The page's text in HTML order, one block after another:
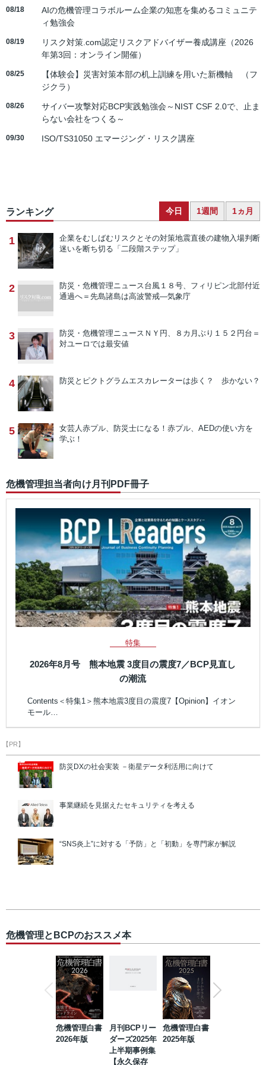
08/18
AIの危機管理コラボルーム企業の知恵を集めるコミュニテ
ィ勉強会
08/19
リスク対策.com認定リスクアドバイザー養成講座（2026
年第3回：オンライン開催）
08/25
【体験会】災害対策本部の机上訓練を用いた新機軸 （フ
ジクラ）
08/26
サイバー攻撃対応BCP実践勉強会～NIST CSF 2.0で、止ま
らない会社をつくる～
09/30 ISO/TS31050 エマージング・リスク講座
ランキング 今日 1週間 1ヵ月
1 企業をむしばむリスクとその対策地震直後の建物入場判断
迷いを断ち切る「二段階ステップ」
2 防災・危機管理ニュース 台風１８号、フィリピン北部付近
通過へ＝先島諸島は高波警戒―気象庁
3 防災・危機管理ニュース ＮＹ円、８カ月ぶり１５２円台＝
対ユーロでは最安値
4 防災とピクトグラムエスカレーターは歩く？ 歩かない？
5 女芸人赤プル、防災士になる！ 赤プル、AEDの使い方を
学ぶ！
危機管理担当者向け月刊PDF冊子
特集
2026年8月号 熊本地震 3度目の震度7／BCP見直し
の潮流
Contents＜特集1＞熊本地震3度目の震度7【Opinion】イオン
モール…
【PR】
防災DXの社会実装 －衛星データ利活用に向けて
事業継続を見据えたセキュリティを考える
“SNS炎上”に対する「予防」と「初動」を専門家が解説
危機管理とBCPのおススメ本
危機管理白書
2026年版
月刊BCPリー
ダーズ2025年
上半期事例集
【永久保存
危機管理白書
2025年版